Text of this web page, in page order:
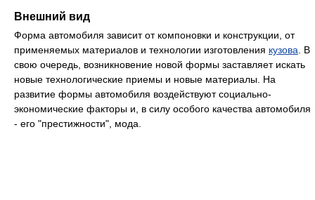
Внешний вид
Форма автомобиля зависит от компоновки и конструкции, от
применяемых материалов и технологии изготовления кузова . В
свою очередь, возникновение новой формы заставляет искать
новые технологические приемы и новые материалы. На
развитие формы автомобиля воздействуют социально-
экономические факторы и, в силу особого качества автомобиля
- его "престижности", мода.